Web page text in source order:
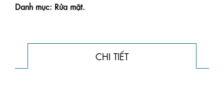
Danh mục: Rửa mặt.
CHI TIẾT